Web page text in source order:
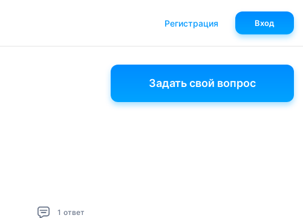
1 ответ
Задать свой вопрос
Регистрация Вход